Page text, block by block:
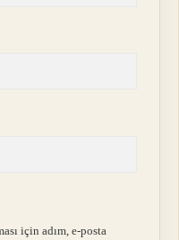
için adım, e-posta